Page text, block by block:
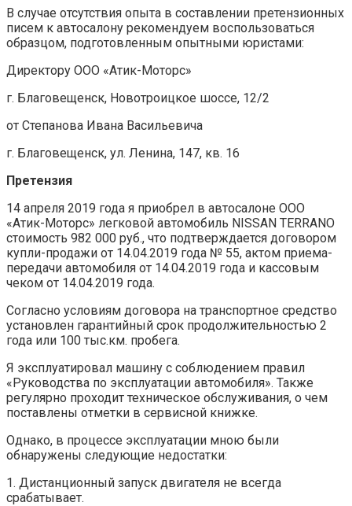
В случае отсутствия опыта в составлении претензионных
писем к автосалону рекомендуем воспользоваться
образцом, подготовленным опытными юристами:
Директору ООО «Атик-Моторс»
г. Благовещенск, Новотроицкое шоссе, 12/2
от Степанова Ивана Васильевича
г. Благовещенск, ул. Ленина, 147, кв. 16
Претензия
14 апреля 2019 года я приобрел в автосалоне ООО
«Атик-Моторс» легковой автомобиль NISSAN TERRANO
стоимость 982 000 руб., что подтверждается договором
купли-продажи от 14.04.2019 года № 55, актом приема-
передачи автомобиля от 14.04.2019 года и кассовым
чеком от 14.04.2019 года.
Согласно условиям договора на транспортное средство
установлен гарантийный срок продолжительностью 2
года или 100 тыс.км. пробега.
Я эксплуатировал машину с соблюдением правил
«Руководства по эксплуатации автомобиля». Также
регулярно проходит техническое обслуживания, о чем
поставлены отметки в сервисной книжке.
Однако, в процессе эксплуатации мною были
обнаружены следующие недостатки:
1. Дистанционный запуск двигателя не всегда
срабатывает.